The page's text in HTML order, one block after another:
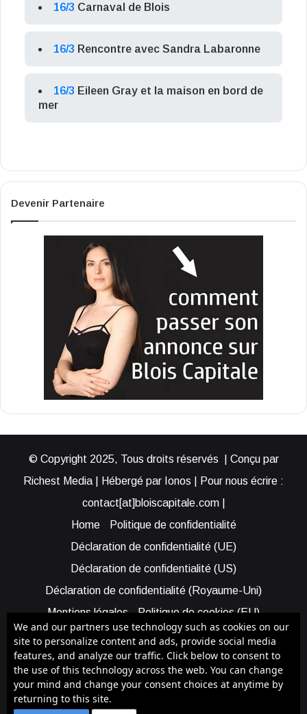
16/3 Carnaval de Blois
16/3 Rencontre avec Sandra Labaronne
16/3 Eileen Gray et la maison en bord de
mer
Devenir Partenaire
© Copyright 2025, Tous droits réservés | Conçu par
Richest Media | Hébergé par Ionos | Pour nous écrire :
contact[at]bloiscapitale.com |
Home
Politique de confidentialité
Déclaration de confidentialité (UE)
Déclaration de confidentialité (US)
Déclaration de confidentialité (Royaume-Uni)
Mentions légales
Politique de cookies (EU)
Cookie Policy (AUS)
Cookie Policy (US)
Qui sommes-nous ?
Participer à Blois Capitale
Bénéficier d’une assistance
We and our partners use technology such as cookies on our
site to personalize content and ads, provide social media
features, and analyze our traffic. Click below to consent to
the use of this technology across the web. You can change
your mind and change your consent choices at anytime by
returning to this site.